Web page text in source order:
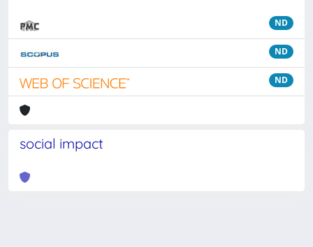
ND
ND
ND
social impact